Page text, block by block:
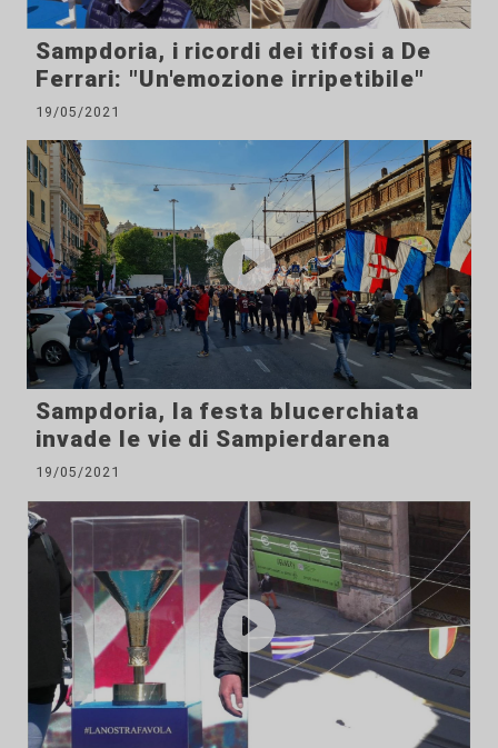
Sampdoria, i ricordi dei tifosi a De
Ferrari: "Un'emozione irripetibile"
19/05/2021
Sampdoria, la festa blucerchiata
invade le vie di Sampierdarena
19/05/2021